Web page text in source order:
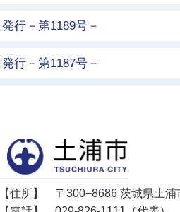
行－第1189号－
行－第1187号－
【住所】
〒300−8686 茨城県土